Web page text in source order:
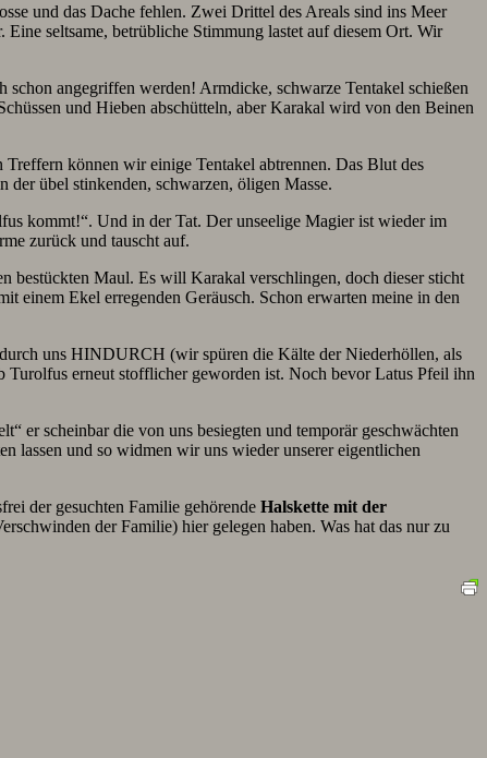
und das Dache fehlen. Zwei Drittel des Areals sind ins Meer
seltsame, betrübliche Stimmung lastet auf diesem Ort. Wir
angegriffen werden! Armdicke, schwarze Tentakel schießen
und Hieben abschütteln, aber Karakal wird von den Beinen
können wir einige Tentakel abtrennen. Das Blut des
übel stinkenden, schwarzen, öligen Masse.
kommt!“. Und in der Tat. Der unseelige Magier ist wieder im
zurück und tauscht auf.
bestückten Maul. Es will Karakal verschlingen, doch dieser sticht
Ekel erregenden Geräusch. Schon erwarten meine in den
uns HINDURCH (wir spüren die Kälte der Niederhöllen, als
Turolfus erneut stofflicher geworden ist. Noch bevor Latus Pfeil ihn
er scheinbar die von uns besiegten und temporär geschwächten
lassen und so widmen wir uns wieder unserer eigentlichen
der gesuchten Familie gehörende Halskette mit der
der Familie) hier gelegen haben. Was hat das nur zu